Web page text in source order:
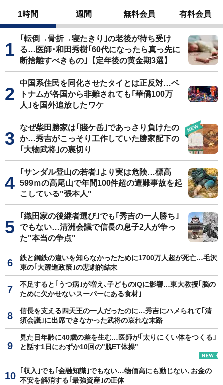
1時間 週間 無料会員 有料会員
｢転倒→骨折→寝たきり｣の老後が待ち受け
る…医師･和田秀樹｢60代になったら真っ先に
断捨離すべきもの｣【定年後の黄金期3選】
中国系住民を同化させたタイとは正反対…ベ
トナムが各国から非難されても｢華僑100万
人｣を国外追放したワケ
なぜ柴田勝家は｢賤ケ岳｣であっさり負けたの
か…秀吉がこっそり工作していた勝家配下の
｢大物武将｣の裏切り
｢サンダル登山の若者｣より実は危険…標高
599ｍの高尾山で年間100件超の遭難事故を起
こしている"張本人"
｢織田家の後継者選び｣でも｢秀吉の一人勝ち｣
でもない…清洲会議で信長の息子2人が争っ
た"本当の争点"
鉄と鋼鉄の違いを知らなかったために1700万人超が死亡…毛沢
東の｢大躍進政策｣の悲劇的結末
不足すると｢うつ病｣が増え､子どものIQに影響…東大教授｢脳の
ために欠かせないスーパーにある食材｣
信長を支える四天王の一人だったのに…秀吉にハメられて｢清
須会議｣に出席できなかった武将の哀れな末路
見た目年齢に40歳の差を生む…医師が｢太りにくい体をつくる｣
と話す1日にわずか10回の"脱ET体操"
｢収入｣でも｢金融知識｣でもない…物価高にも動じない､お金の
不安を解消する｢最強資産｣の正体